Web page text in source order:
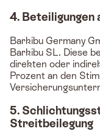
4. Beteiligungen
Barkibu Germany
Barkibu SL. Diese
direkten oder
Prozent an den
5.
Streitbeilegung